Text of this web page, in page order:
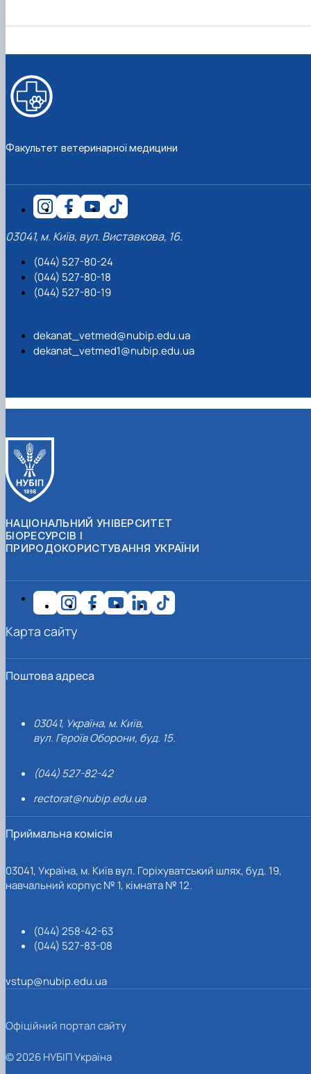
Факультет ветеринарної медицини
03041, м. Київ, вул. Виставкова, 16.
(044) 527-80-24
(044) 527-80-18
(044) 527-80-19
dekanat_vetmed@nubip.edu.ua
dekanat_vetmed1@nubip.edu.ua
НАЦІОНАЛЬНИЙ УНІВЕРСИТЕТ
БІОРЕСУРСІВ І
ПРИРОДОКОРИСТУВАННЯ УКРАЇНИ
Поштова адреса
03041, Україна, м. Київ,
вул. Героїв Оборони, буд. 15.
(044) 527-82-42
rectorat@nubip.edu.ua
Приймальна комісія
03041, Україна, м. Київ вул. Горіхуватський шлях, буд. 19,
навчальний корпус № 1, кімната № 12.
(044) 258-42-63
(044) 527-83-08
vstup@nubip.edu.ua
Карта сайту
Офіційний портал сайту
© 2026 НУБІП Україна